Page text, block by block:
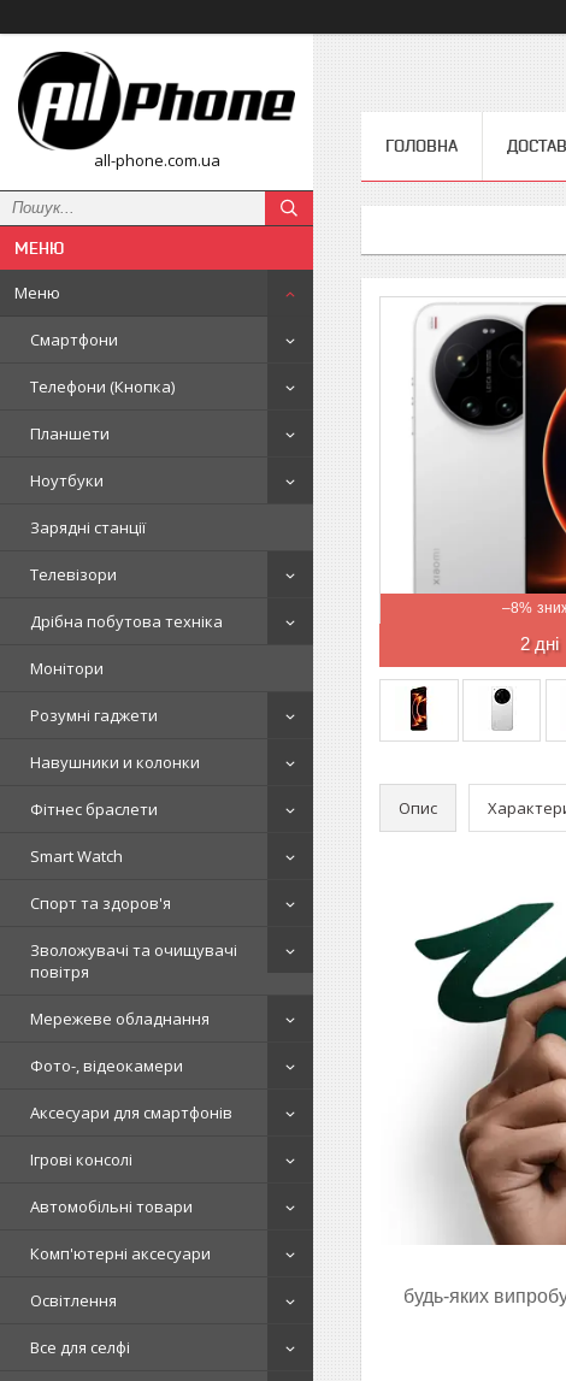
all-phone.com.ua
Меню
Смартфони
Телефони (Кнопка)
Планшети
Ноутбуки
Зарядні станції
Телевізори
Дрібна побутова техніка
Монітори
Розумні гаджети
Навушники и колонки
Фітнес браслети
Smart Watch
Спорт та здоров'я
Зволожувачі та очищувачі
повітря
Мережеве обладнання
Фото-, відеокамери
Аксесуари для смартфонів
Ігрові консолі
Автомобільні товари
Комп'ютерні аксесуари
Освітлення
Все для селфі
ГОЛОВНА
–8%
2 дні
Опис
будь-яких